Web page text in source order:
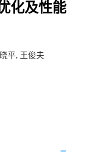
化及性能
平, 王俊夫